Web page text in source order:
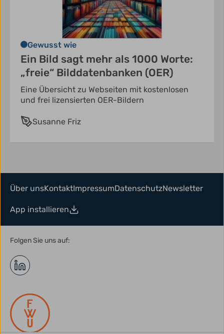
Gewusst wie
Ein Bild sagt mehr als 1000 Worte:
„freie“ Bilddatenbanken (OER)
Eine Übersicht zu Webseiten mit kostenlosen
und frei lizensierten OER-Bildern
Susanne Friz
Über unsKontaktImpressumDatenschutzNewsletter
App installieren
Folgen Sie uns auf: